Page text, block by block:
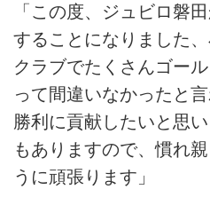
「この度、ジュビロ磐
することになりました
クラブでたくさんゴー
って間違いなかったと
勝利に貢献したいと思
もありますので、慣れ
うに頑張ります」